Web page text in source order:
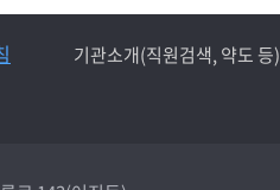
기관소개(직원검색, 약도 등)